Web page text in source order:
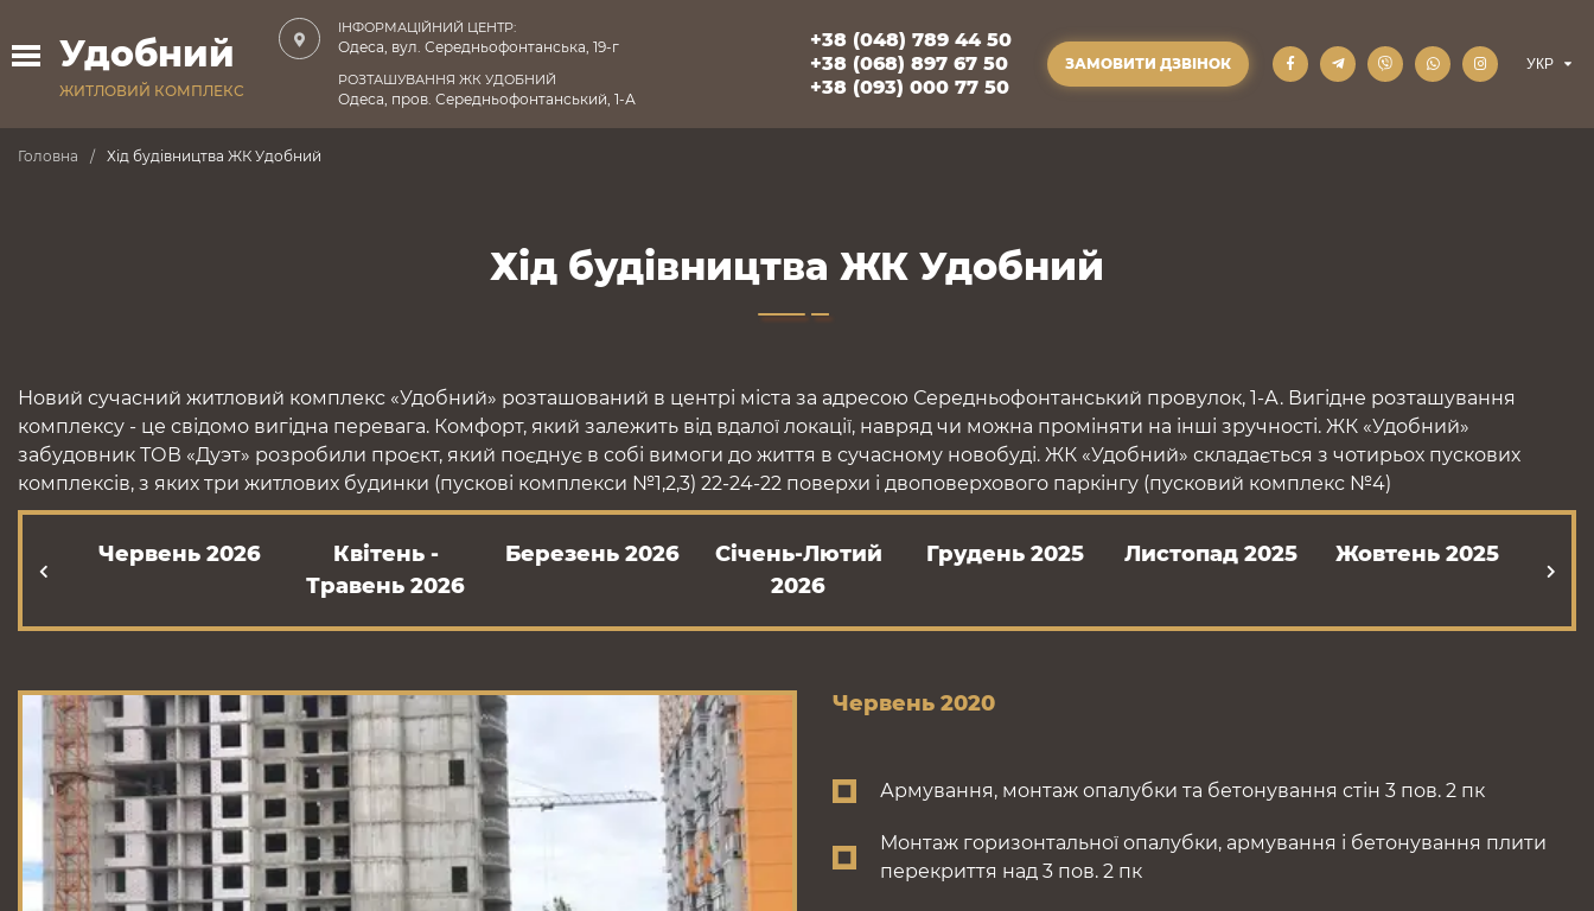
Удобний
ЖИТЛОВИЙ КОМПЛЕКС
ІНФОРМАЦІЙНИЙ ЦЕНТР:
Одеса, вул. Середньофонтанська, 19-г
РОЗТАШУВАННЯ ЖК УДОБНИЙ
Одеса, пров. Середньофонтанський, 1-А
+38 (048) 789 44 50
+38 (068) 897 67 50
+38 (093) 000 77 50
ЗАМОВИТИ ДЗВІНОК
Головна Хід будівництва ЖК Удобний
Хід будівництва ЖК Удобний
Новий сучасний житловий комплекс «Удобний» розташований в центрі міста за адресою Середньофонтанський провулок, 1-А. Вигідне розташування
комплексу - це свідомо вигідна перевага. Комфорт, який залежить від вдалої локації, навряд чи можна проміняти на інші зручності. ЖК «Удобний»
забудовник ТОВ «Дуэт» розробили проєкт, який поєднує в собі вимоги до життя в сучасному новобуді. ЖК «Удобний» складається з чотирьох пускових
комплексів, з яких три житлових будинки (пускові комплекси №1,2,3) 22-24-22 поверхи і двоповерхового паркінгу (пусковий комплекс №4)
Червень 2026
Квітень -
Травень 2026
Березень 2026
Cічень-Лютий
2026
Грудень 2025 Листопад 2025 Жовтень 2025
Червень 2020
Армування, монтаж опалубки та бетонування стін 3 пов. 2 пк
Монтаж горизонтальної опалубки, армування і бетонування плити
перекриття над 3 пов. 2 пк